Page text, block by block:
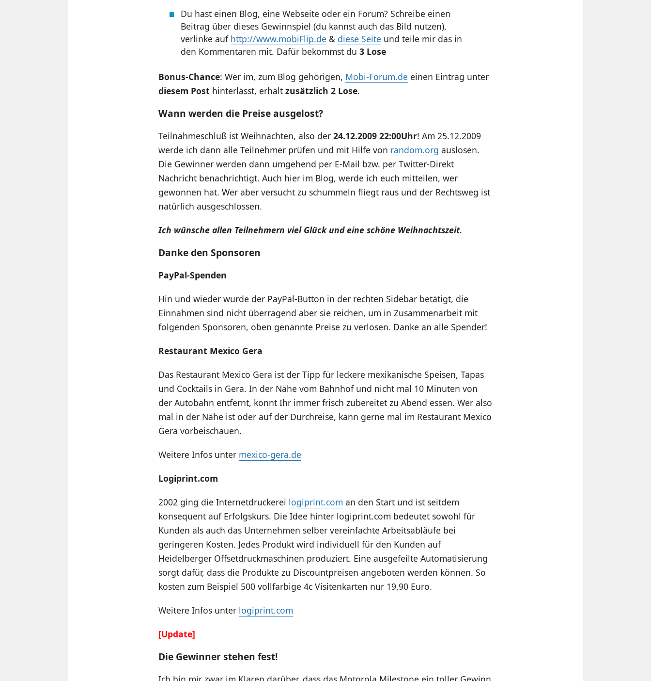
Du hast einen Blog, eine Webseite oder ein Forum? Schreibe einen
Beitrag über dieses Gewinnspiel (du kannst auch das Bild nutzen),
verlinke auf http://www.mobiFlip.de & diese Seite und teile mir das in
den Kommentaren mit. Dafür bekommst du 3 Lose
Bonus-Chance: Wer im, zum Blog gehörigen, Mobi-Forum.de einen Eintrag unter
diesem Post hinterlässt, erhält zusätzlich 2 Lose.
Wann werden die Preise ausgelost?
Teilnahmeschluß ist Weihnachten, also der 24.12.2009 22:00Uhr! Am 25.12.2009
werde ich dann alle Teilnehmer prüfen und mit Hilfe von random.org auslosen.
Die Gewinner werden dann umgehend per E-Mail bzw. per Twitter-Direkt
Nachricht benachrichtigt. Auch hier im Blog, werde ich euch mitteilen, wer
gewonnen hat. Wer aber versucht zu schummeln fliegt raus und der Rechtsweg ist
natürlich ausgeschlossen.
Ich wünsche allen Teilnehmern viel Glück und eine schöne Weihnachtszeit.
Danke den Sponsoren
PayPal-Spenden
Hin und wieder wurde der PayPal-Button in der rechten Sidebar betätigt, die
Einnahmen sind nicht überragend aber sie reichen, um in Zusammenarbeit mit
folgenden Sponsoren, oben genannte Preise zu verlosen. Danke an alle Spender!
Restaurant Mexico Gera
Das Restaurant Mexico Gera ist der Tipp für leckere mexikanische Speisen, Tapas
und Cocktails in Gera. In der Nähe vom Bahnhof und nicht mal 10 Minuten von
der Autobahn entfernt, könnt Ihr immer frisch zubereitet zu Abend essen. Wer also
mal in der Nähe ist oder auf der Durchreise, kann gerne mal im Restaurant Mexico
Gera vorbeischauen.
Weitere Infos unter mexico-gera.de
Logiprint.com
2002 ging die Internetdruckerei logiprint.com an den Start und ist seitdem
konsequent auf Erfolgskurs. Die Idee hinter logiprint.com bedeutet sowohl für
Kunden als auch das Unternehmen selber vereinfachte Arbeitsabläufe bei
geringeren Kosten. Jedes Produkt wird individuell für den Kunden auf
Heidelberger Offsetdruckmaschinen produziert. Eine ausgefeilte Automatisierung
sorgt dafür, dass die Produkte zu Discountpreisen angeboten werden können. So
kosten zum Beispiel 500 vollfarbige 4c Visitenkarten nur 19,90 Euro.
Weitere Infos unter logiprint.com
[Update]
Die Gewinner stehen fest!